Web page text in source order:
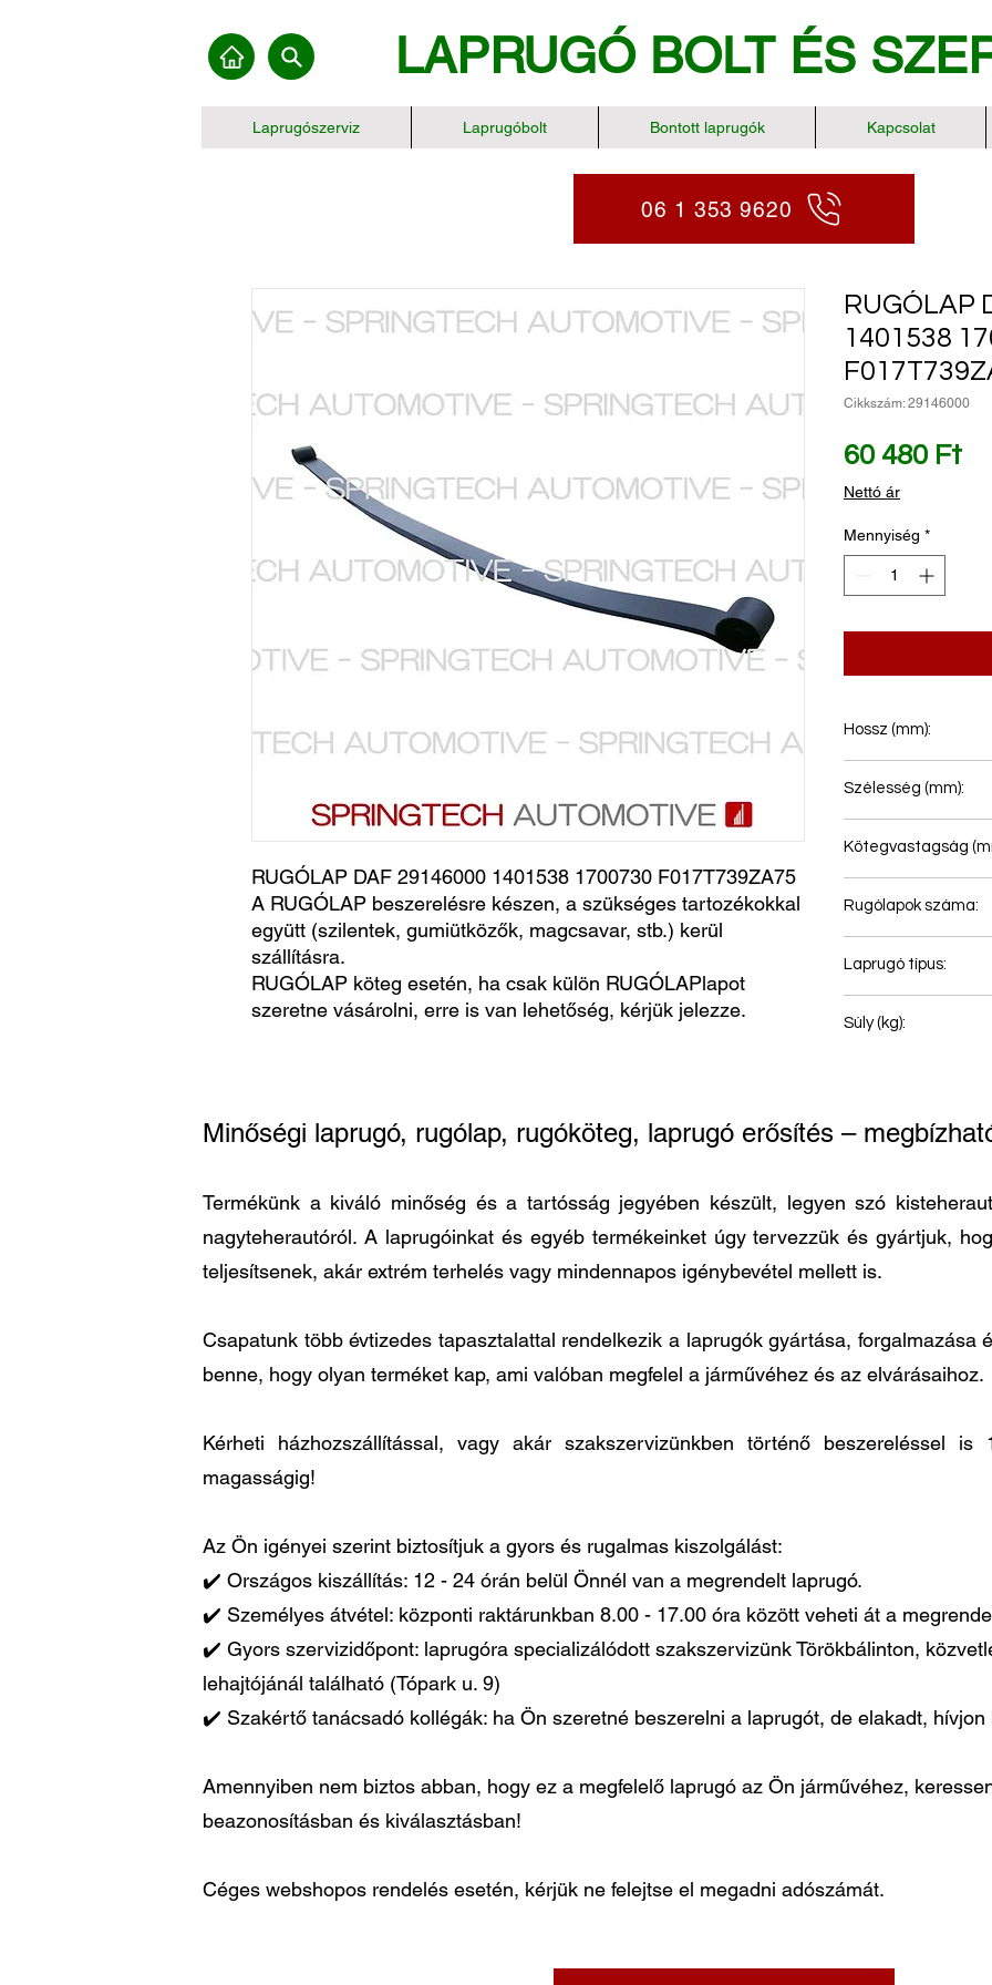
LAPRUGÓ BOLT ÉS
Laprugószerviz Laprugóbolt Bontott laprugók Kapcsolat
06 1 353 9620
RUGÓLAP DAF 29146000 1401538 1700730 F017T739ZA75
A RUGÓLAP beszerelésre készen, a szükséges tartozékokkal
együtt (szilentek, gumiütközők, magcsavar, stb.) kerül
szállításra.
RUGÓLAP köteg esetén, ha csak külön RUGÓLAPlapot
szeretne vásárolni, erre is van lehetőség, kérjük jelezze.
RUGÓLAP
1401538
Cikkszám: 29146000
60 480 FtÁr
Nettó ár
Mennyiség *
Hossz (mm):
Szélesség (mm):
Kötegvastagság
Rugólapok száma:
Laprugó típus:
Súly (kg):
Minőségi laprugó, rugólap, rugóköteg, laprugó erősítés –
Termékünk a kiváló minőség és a tartósság jegyében készült, legyen szó
nagyteherautóról. A laprugóinkat és egyéb termékeinket úgy tervezzük és gyártjuk,
teljesítsenek, akár extrém terhelés vagy mindennapos igénybevétel mellett is.
Csapatunk több évtizedes tapasztalattal rendelkezik a laprugók gyártása, forgalmazása
benne, hogy olyan terméket kap, ami valóban megfelel a járművéhez és az elvárásaihoz.
Kérheti házhozszállítással, vagy akár szakszervizünkben történő beszereléssel
magasságig!
Az Ön igényei szerint biztosítjuk a gyors és rugalmas kiszolgálást:
✔️ Országos kiszállítás: 12 - 24 órán belül Önnél van a megrendelt laprugó.
✔️ Személyes átvétel: központi raktárunkban 8.00 - 17.00 óra között veheti át a
✔️ Gyors szervizidőpont: laprugóra specializálódott szakszervizünk Törökbálinton,
lehajtójánál található (Tópark u. 9)
✔️ Szakértő tanácsadó kollégák: ha Ön szeretné beszerelni a laprugót, de elakadt,
Amennyiben nem biztos abban, hogy ez a megfelelő laprugó az Ön járművéhez,
beazonosításban és kiválasztásban!
Céges webshopos rendelés esetén, kérjük ne felejtse el megadni adószámát.